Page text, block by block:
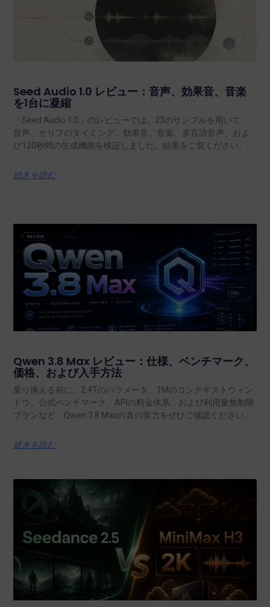
Seed Audio 1.0 レビュー：音声、効果音、音楽
を1台に凝縮
「Seed Audio 1.0」のレビューでは、23のサンプルを用いて、
音声、セリフのタイミング、効果音、音楽、多言語音声、およ
び120秒間の生成機能を検証しました。結果をご覧ください。.
続きを読む
Qwen 3.8 Max レビュー：仕様、ベンチマーク、
価格、および入手方法
乗り換える前に、2.4Tのパラメータ、1Mのコンテキストウィン
ドウ、公式ベンチマーク、APIの料金体系、および利用量無制限
プランなど、Qwen 3.8 Maxの真の実力をぜひご確認ください。.
続きを読む